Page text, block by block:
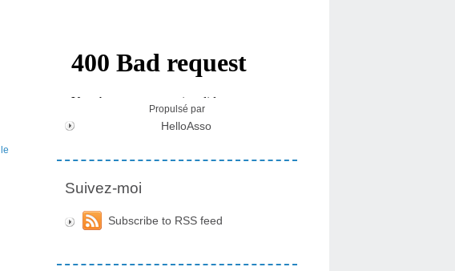
Propulsé par
HelloAsso
Suivez-moi
Subscribe to RSS feed